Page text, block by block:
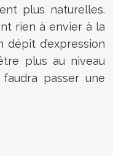
plus naturelles.
rien à envier à la
d’expression
plus au niveau
passer une